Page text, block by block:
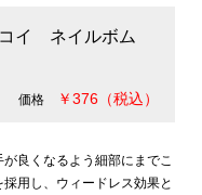
コイ ネイルボム
価格 ￥376（税込）
良くなるよう細部にまでこ
用し、ウィードレス効果と